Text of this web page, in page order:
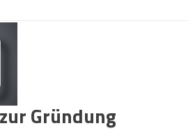
Gründung